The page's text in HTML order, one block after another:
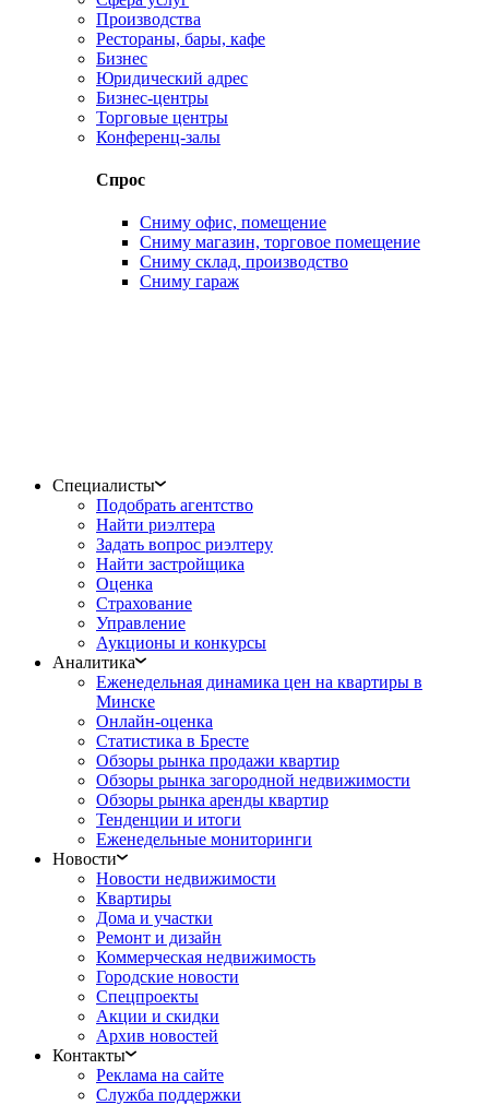
Производства
Рестораны, бары, кафе
Бизнес
Юридический адрес
Бизнес-центры
Торговые центры
Конференц-залы
Спрос
Сниму офис, помещение
Сниму магазин, торговое помещение
Сниму склад, производство
Сниму гараж
Специалисты
Подобрать агентство
Найти риэлтера
Задать вопрос риэлтеру
Найти застройщика
Оценка
Страхование
Управление
Аукционы и конкурсы
Аналитика
Еженедельная динамика цен на квартиры в
Минске
Онлайн-оценка
Статистика в Бресте
Обзоры рынка продажи квартир
Обзоры рынка загородной недвижимости
Обзоры рынка аренды квартир
Тенденции и итоги
Еженедельные мониторинги
Новости
Новости недвижимости
Квартиры
Дома и участки
Ремонт и дизайн
Коммерческая недвижимость
Городские новости
Спецпроекты
Акции и скидки
Архив новостей
Контакты
Реклама на сайте
Служба поддержки